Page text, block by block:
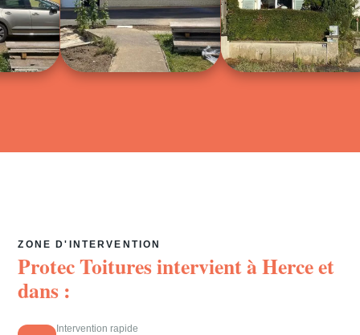
ZONE D'INTERVENTION
Protec Toitures intervient àHerceet
dans :
Intervention rapide